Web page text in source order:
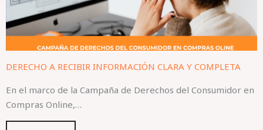
DERECHO A RECIBIR INFORMACIÓN CLARA Y COMPLETA
En el marco de la Campaña de Derechos del Consumidor en
Compras Online,…